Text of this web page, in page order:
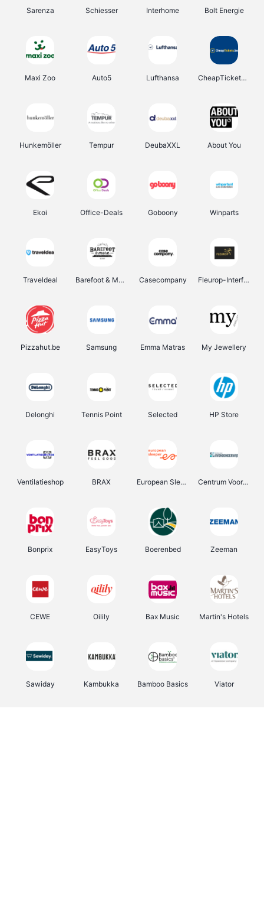
Sarenza Schiesser Interhome Bolt Energie
Maxi Zoo Auto5 Lufthansa CheapTickets.be
Hunkemöller Tempur DeubaXXL About You
Ekoi Office-Deals Goboony Winparts
Traveldeal Barefoot & More Casecompany Fleurop-Interflora
Pizzahut.be Samsung Emma Matras My Jewellery
Delonghi Tennis Point Selected HP Store
Ventilatieshop BRAX European Sleeper Centrum Voor Avondonderwijs
Bonprix EasyToys Boerenbed Zeeman
CEWE Oilily Bax Music Martin's Hotels
Sawiday Kambukka Bamboo Basics Viator